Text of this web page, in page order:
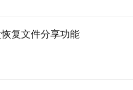
复文件分享功能